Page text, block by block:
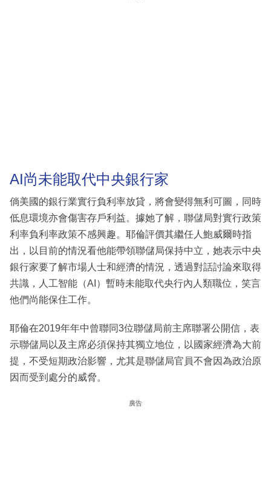
AI尚未能取代中央銀行家
倘美國的銀行業實行負利率放貸，將會變得無利可圖，同時
低息環境亦會傷害存戶利益。據她了解，聯儲局對實行政策
利率負利率政策不感興趣。耶倫評價其繼任人鮑威爾時指
出，以目前的情況看他能帶領聯儲局保持中立，她表示中央
銀行家要了解市場人士和經濟的情況，透過對話討論來取得
共識，人工智能（AI）暫時未能取代央行內人類職位，笑言
他們尚能保住工作。
耶倫在2019年年中曾聯同3位聯儲局前主席聯署公開信，表
示聯儲局以及主席必須保持其獨立地位，以國家經濟為大前
提，不受短期政治影響，尤其是聯儲局官員不會因為政治原
因而受到處分的威脅。
廣告